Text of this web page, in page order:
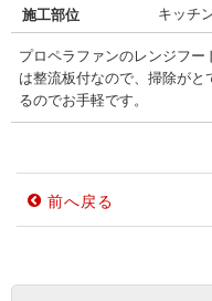
施工部位
キッチ
プロペラファンのレンジフ
は整流板付なので、掃除が
るのでお手軽です。
前へ戻る